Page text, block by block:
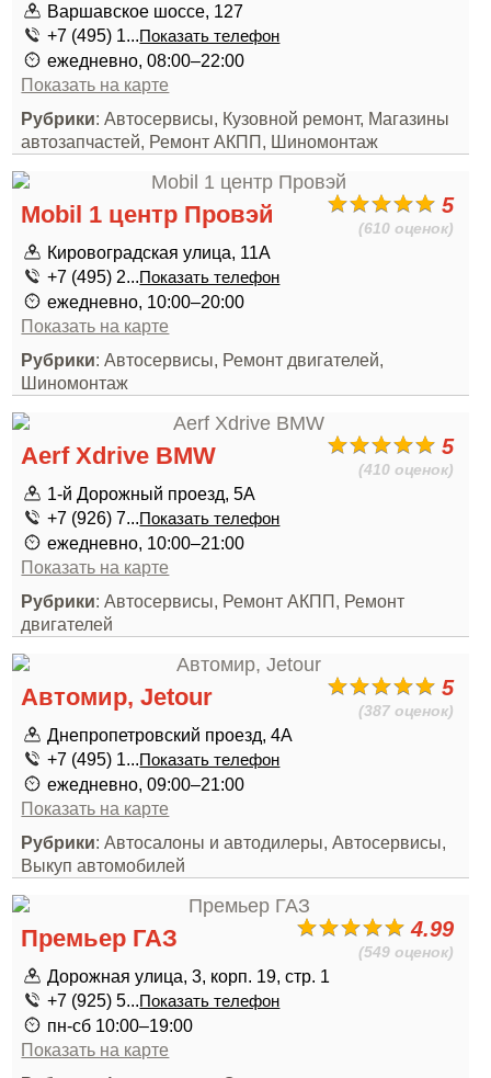
Варшавское шоссе, 127
+7 (495) 1...Показать телефон
ежедневно, 08:00–22:00
Показать на карте
Рубрики: Автосервисы, Кузовной ремонт, Магазины
автозапчастей, Ремонт АКПП, Шиномонтаж
5
(610 оценок)
Mobil 1 центр Провэй
Кировоградская улица, 11А
+7 (495) 2...Показать телефон
ежедневно, 10:00–20:00
Показать на карте
Рубрики: Автосервисы, Ремонт двигателей,
Шиномонтаж
5
(410 оценок)
Aerf Xdrive BMW
1-й Дорожный проезд, 5А
+7 (926) 7...Показать телефон
ежедневно, 10:00–21:00
Показать на карте
Рубрики: Автосервисы, Ремонт АКПП, Ремонт
двигателей
5
(387 оценок)
Автомир, Jetour
Днепропетровский проезд, 4А
+7 (495) 1...Показать телефон
ежедневно, 09:00–21:00
Показать на карте
Рубрики: Автосалоны и автодилеры, Автосервисы,
Выкуп автомобилей
4.99
(549 оценок)
Премьер ГАЗ
Дорожная улица, 3, корп. 19, стр. 1
+7 (925) 5...Показать телефон
пн-сб 10:00–19:00
Показать на карте